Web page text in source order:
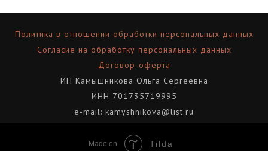
Политика в отношении обработки персональных данных
Согласие на обработку персональных данных
Договор-оферта
ИП Камышникова Ольга Сергеевна
ИНН 701735719995
e-mail: kamyshnikova@list.ru
Made on Tilda